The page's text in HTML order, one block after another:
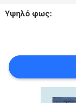
ΕΙΔΉΣΕΙΣ
ΖΗΤΉΣΤΕ
ΠΡΟΣΦΟΡΆ
Υψηλό φως: